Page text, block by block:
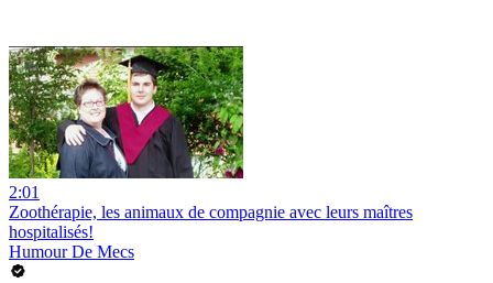
2:01
Zoothérapie, les animaux de compagnie avec leurs maîtres
hospitalisés!
Humour De Mecs